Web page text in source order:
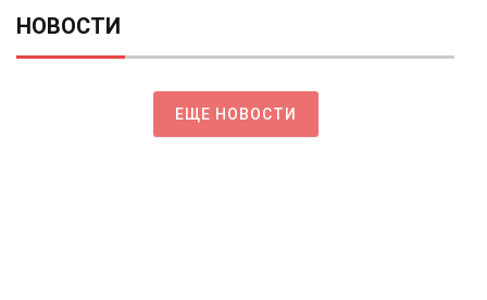
НОВОСТИ
ЕЩЕ НОВОСТИ